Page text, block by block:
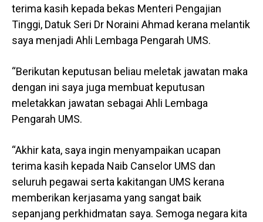
terima kasih kepada bekas Menteri Pengajian
Tinggi, Datuk Seri Dr Noraini Ahmad kerana melantik
saya menjadi Ahli Lembaga Pengarah UMS.
“Berikutan keputusan beliau meletak jawatan maka
dengan ini saya juga membuat keputusan
meletakkan jawatan sebagai Ahli Lembaga
Pengarah UMS.
“Akhir kata, saya ingin menyampaikan ucapan
terima kasih kepada Naib Canselor UMS dan
seluruh pegawai serta kakitangan UMS kerana
memberikan kerjasama yang sangat baik
sepanjang perkhidmatan saya. Semoga negara kita